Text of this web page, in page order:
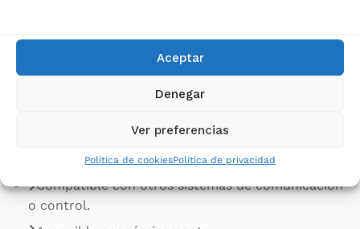
Aceptar
Denegar
Ver preferencias
Política de cookiesPolítica de privacidad
No invasivo para el armario y respecta garantías y
especificaciones armario (IP, estanqueidad).
Adaptable a cualquier armario sin afectación ni
Fácil colocación con anclaje directo en carril.
Limpio y seguro.
Compatible con otros sistemas de comunicación
o control.